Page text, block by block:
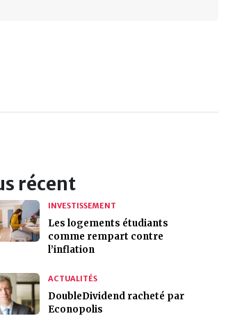
récent
INVESTISSEMENT
Les logements étudiants
comme rempart contre
l’inflation
ACTUALITÉS
DoubleDividend racheté par
Econopolis